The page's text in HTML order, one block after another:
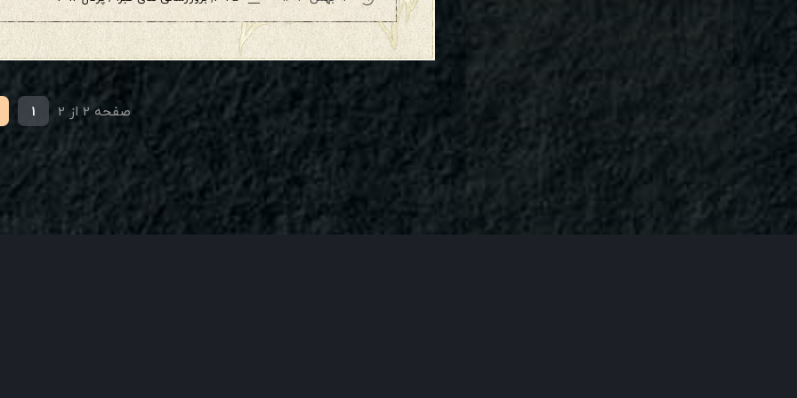
صفحه 2 از 2 1